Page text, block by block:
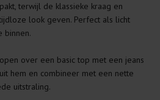
was-etiket.
Dat beschermt de
Per kledingstuk is een drupje
20 of 30 graden wassen is vaak
terwijl de klassieke kraag en
look geven. Perfect als licht
binnen.
over een basic top met een jeans
hem en combineer met een nette
uitstraling.